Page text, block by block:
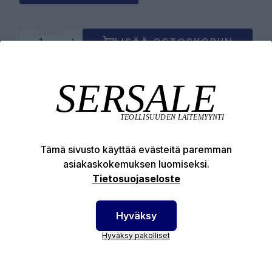
LISÄÄ OSTOSKORIIN
Tuotekuvaus
Tämä sivusto käyttää evästeitä paremman
asiakaskokemuksen luomiseksi.
Tietosuojaseloste
Hyväksy
Hyväksy pakolliset